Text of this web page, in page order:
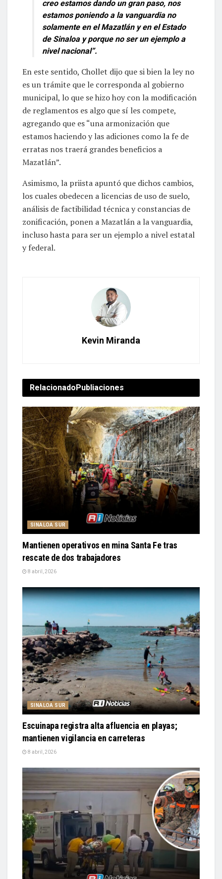
creo estamos dando un gran paso, nos
estamos poniendo a la vanguardia no
solamente en el Mazatlán y en el Estado
de Sinaloa y porque no ser un ejemplo a
nivel nacional”.
En este sentido, Chollet dijo que si bien la ley no
es un trámite que le corresponda al gobierno
municipal, lo que se hizo hoy con la modificación
de reglamentos es algo que sí les compete,
agregando que es “una armonización que
estamos haciendo y las adiciones como la fe de
erratas nos traerá grandes beneficios a
Mazatlán”.
Asimismo, la priista apuntó que dichos cambios,
los cuales obedecen a licencias de uso de suelo,
análisis de factibilidad técnica y constancias de
zonificación, ponen a Mazatlán a la vanguardia,
incluso hasta para ser un ejemplo a nivel estatal
y federal.
Kevin Miranda
RelacionadoPubliaciones
SINALOA SUR
Mantienen operativos en mina Santa Fe tras
rescate de dos trabajadores
8 abril, 2026
SINALOA SUR
Escuinapa registra alta afluencia en playas;
mantienen vigilancia en carreteras
8 abril, 2026